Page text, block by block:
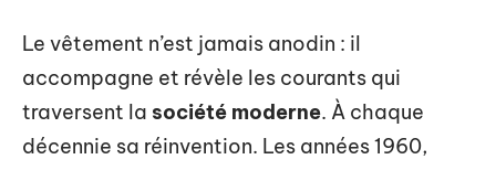
Le vêtement n’est jamais anodin : il
accompagne et révèle les courants qui
traversent la société moderne. À chaque
décennie sa réinvention. Les années 1960,